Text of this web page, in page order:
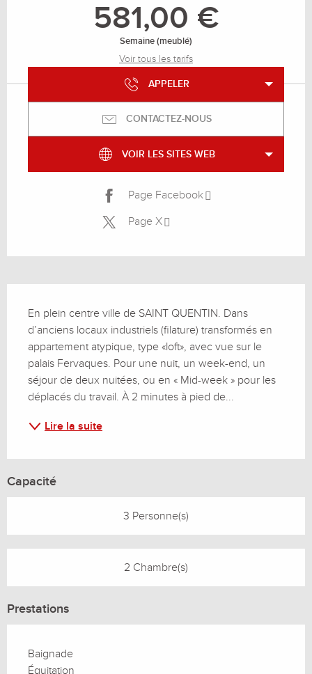
581,00 €
Semaine (meublé)
Voir tous les tarifs
APPELER
CONTACTEZ-NOUS
VOIR LES SITES WEB
Page Facebook
Page X
En plein centre ville de SAINT QUENTIN. Dans
d’anciens locaux industriels (filature) transformés en
appartement atypique, type «loft», avec vue sur le
palais Fervaques. Pour une nuit, un week-end, un
séjour de deux nuitées, ou en « Mid-week » pour les
déplacés du travail. À 2 minutes à pied de...
Lire la suite
Capacité
3 Personne(s)
2 Chambre(s)
Prestations
Baignade
Équitation